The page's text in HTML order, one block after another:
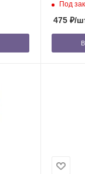
Под
475₽/